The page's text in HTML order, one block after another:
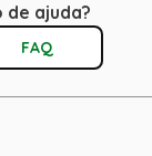
de ajuda?
FAQ